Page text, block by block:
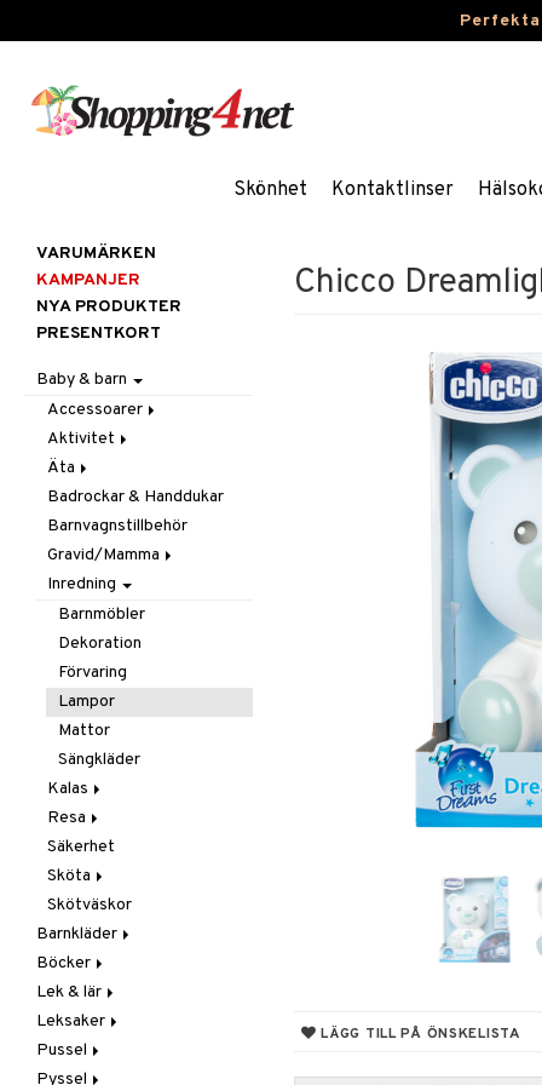
Skönhet Kontaktlinser
Chicco
LÄGG TILL PÅ ÖNSKELISTA
VARUMÄRKEN
KAMPANJER
NYA PRODUKTER
PRESENTKORT
Baby & barn
Accessoarer
För håret
Hattar & Mössor
Övrigt
Plånböcker
Smycken
Solglasögon
Aktivitet
Babygym
Babysitters
Bit & Skallra
Mobiler
Snuttefiltar
Äta
Barnservis
Haklappar
Matlådor & Matförvaring
Nappflaskor & Tillbehör
Vattenflaskor &
Tillbehör
Badrockar & Handdukar
Barnvagnstillbehör
Gravid/Mamma
Graviditet & amning
Inredning
Barnmöbler
Dekoration
Förvaring
Lampor
Mattor
Sängkläder
Kalas
Maskerad
Tillbehör
Resa
I Bilen
Paraply
Väskor
Säkerhet
Sköta
Badrummet
Handdukar
Hudvård
Nappar & Tillbehör
Skötväskor
Barnkläder
Accessoarer
Kepsar & Solhattar
Badkläder & UV-kläder
Klänningar
Nederdelar
Leggings
Överdelar
Böcker
Dagböcker
Läs & Lär
Målarböcker
Presentböcker
Lek & lär
Experiment
Inlärningsspel
Instrument
Leksaker
Adventskalendrar
Babylek
Pussel
1000 bitar
Pyssel